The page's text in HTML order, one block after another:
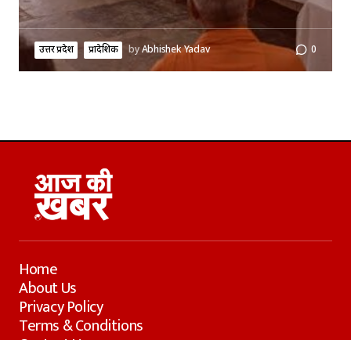
उत्तर प्रदेश प्रादेशिक byAbhishek Yadav 0
Home
About Us
Privacy Policy
Terms & Conditions